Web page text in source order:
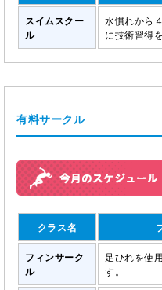
スイムスクー
ル
水慣れから
に技術習得
有料サークル
クラス名
フィンサーク
ル
足ひれを使
す。